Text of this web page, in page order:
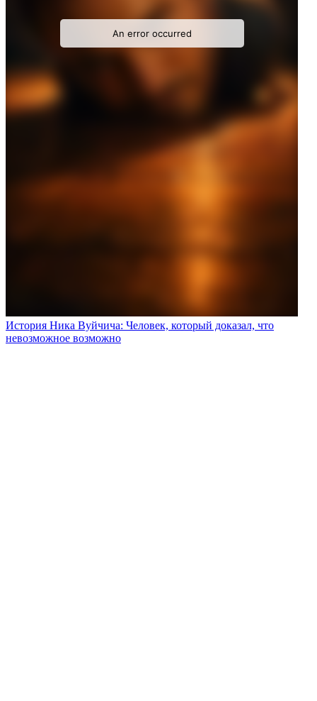
История Ника Вуйчича: Человек, который доказал, что
невозможное возможно